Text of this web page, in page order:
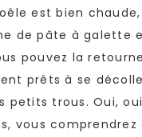
est bien
de pâte à galette
pouvez la
prêts à se
petits trous. Oui,
vous comprendrez